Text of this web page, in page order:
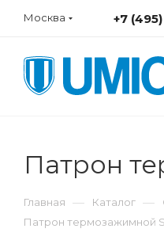
Москва +7
Патрон
Главная — Каталог —
Патрон термозажимной